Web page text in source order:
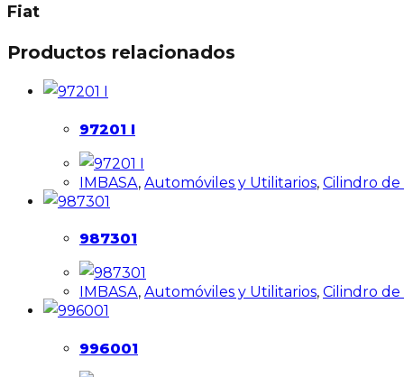
Fiat
Productos relacionados
97201 I
IMBASA, Automóviles y Utilitarios, Cilindro
987301
IMBASA, Automóviles y Utilitarios, Cilindro
996001